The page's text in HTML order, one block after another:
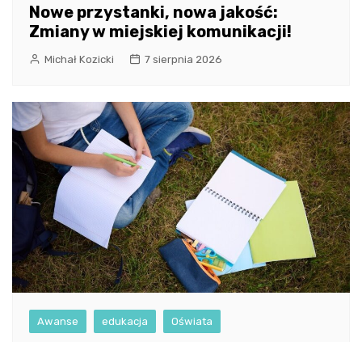
Nowe przystanki, nowa jakość:
Zmiany w miejskiej komunikacji!
Michał Kozicki 7 sierpnia 2026
Awanse edukacja Oświata